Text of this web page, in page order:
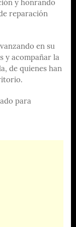
y honrando
reparación
en su
y acompañar la
de quienes han
para